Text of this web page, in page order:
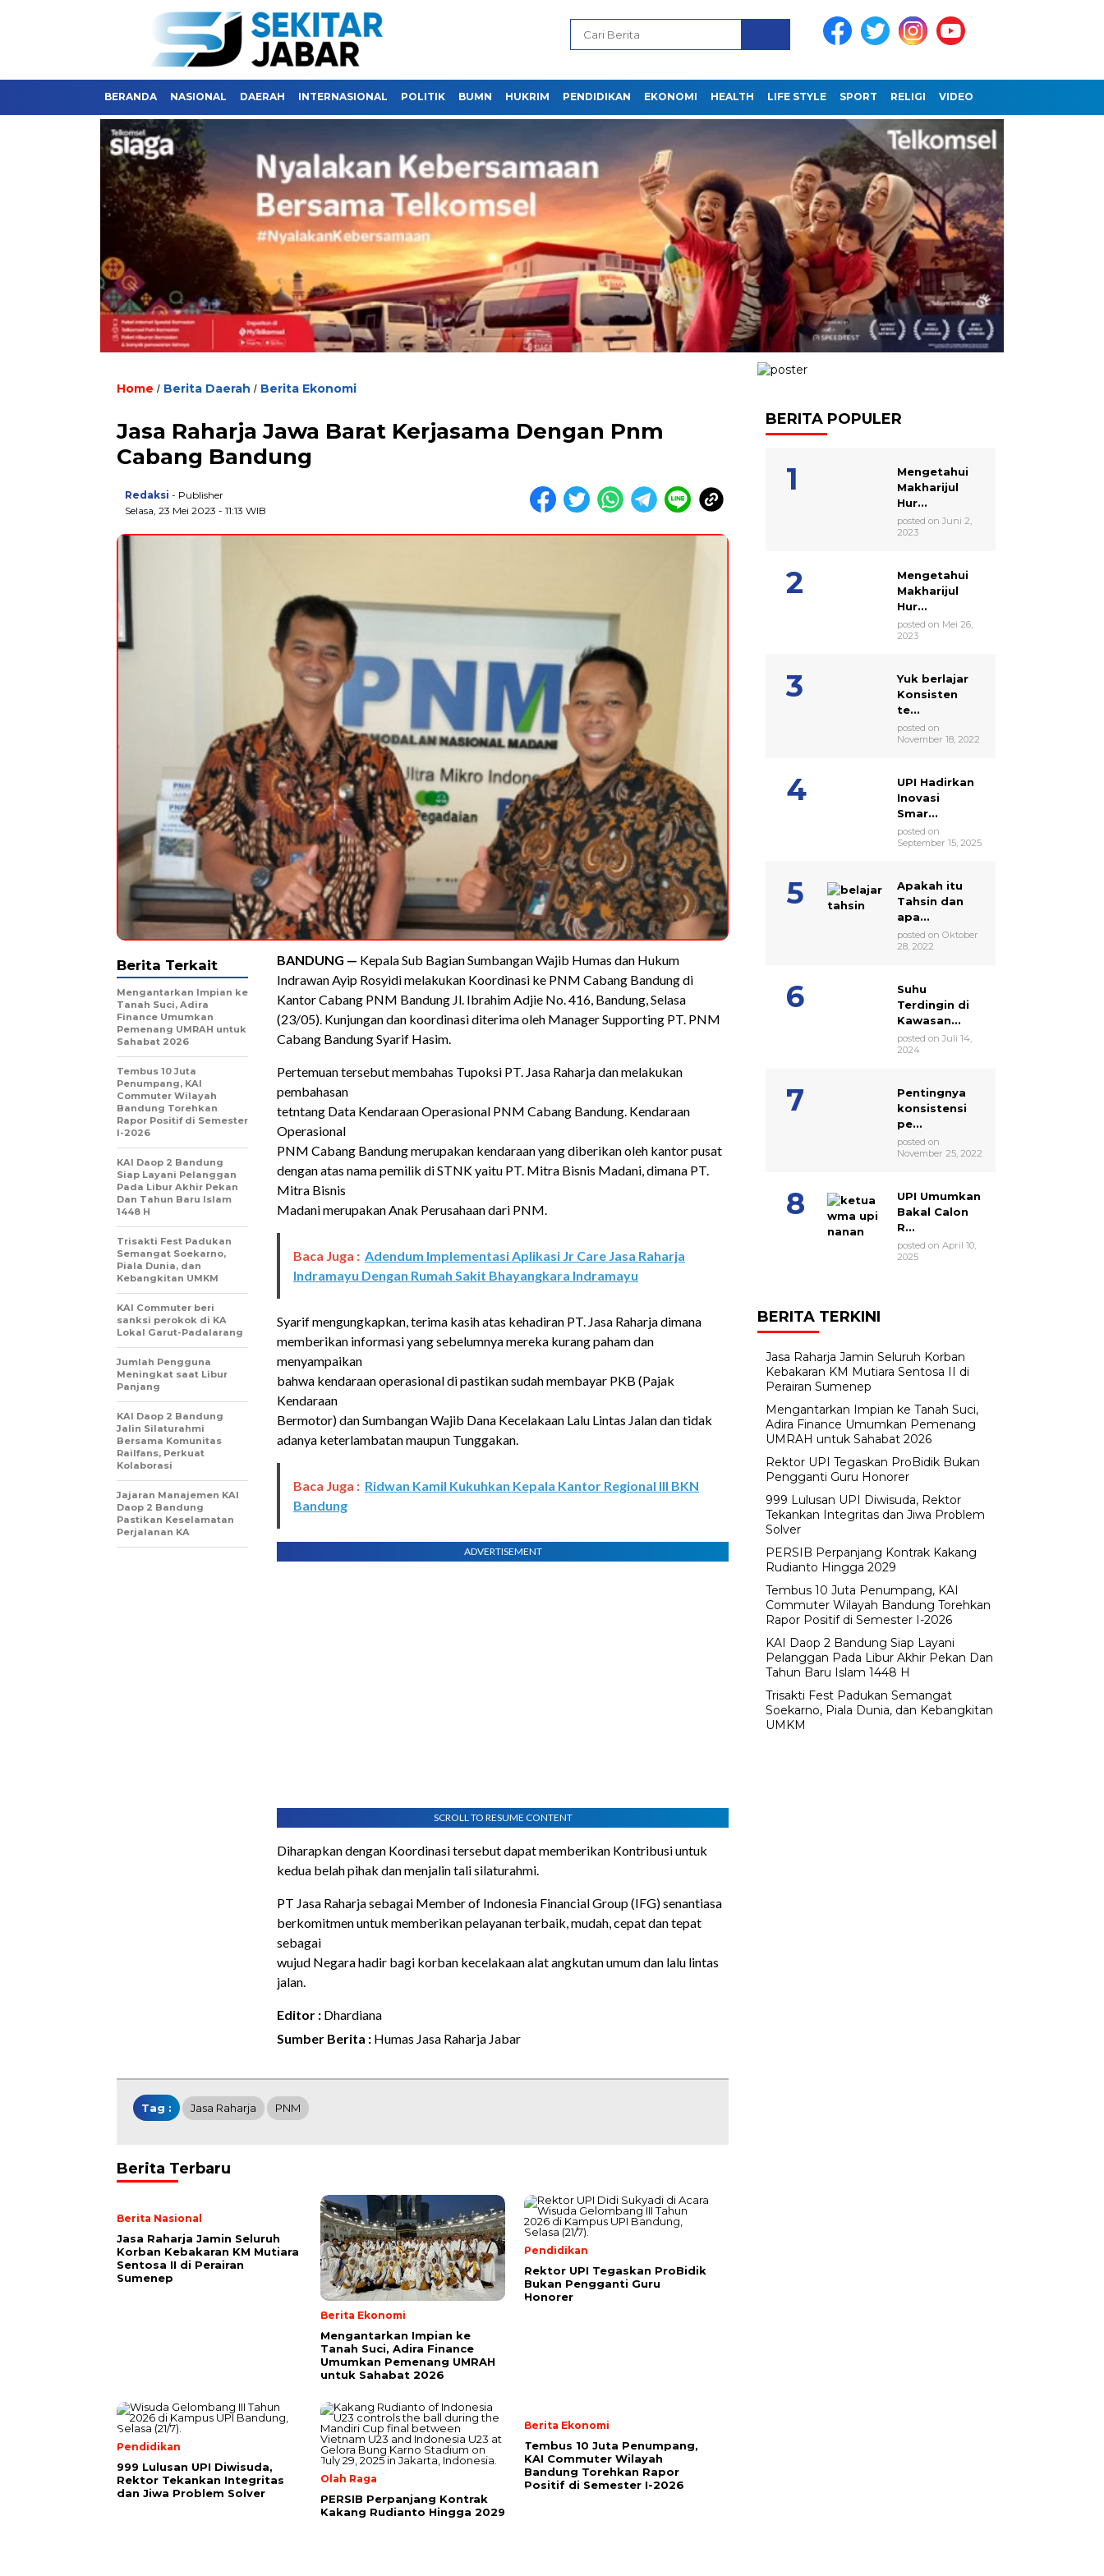
BERANDA NASIONAL DAERAH INTERNASIONAL POLITIK BUMN HUKRIM PENDIDIKAN EKONOMI HEALTH LIFE STYLE SPORT RELIGI VIDEO
Home / Berita Daerah / Berita Ekonomi
Jasa Raharja Jawa Barat Kerjasama Dengan Pnm
Cabang Bandung
Redaksi - Publisher
Selasa, 23 Mei 2023 - 11:13 WIB
BANDUNG — Kepala Sub Bagian Sumbangan Wajib Humas dan Hukum
Indrawan Ayip Rosyidi melakukan Koordinasi ke PNM Cabang Bandung di
Kantor Cabang PNM Bandung Jl. Ibrahim Adjie No. 416, Bandung, Selasa
(23/05). Kunjungan dan koordinasi diterima oleh Manager Supporting PT. PNM
Cabang Bandung Syarif Hasim.
Pertemuan tersebut membahas Tupoksi PT. Jasa Raharja dan melakukan
pembahasan
tetntang Data Kendaraan Operasional PNM Cabang Bandung. Kendaraan
Operasional
PNM Cabang Bandung merupakan kendaraan yang diberikan oleh kantor pusat
dengan atas nama pemilik di STNK yaitu PT. Mitra Bisnis Madani, dimana PT.
Mitra Bisnis
Madani merupakan Anak Perusahaan dari PNM.
Baca Juga : Adendum Implementasi Aplikasi Jr Care Jasa Raharja
Indramayu Dengan Rumah Sakit Bhayangkara Indramayu
Syarif mengungkapkan, terima kasih atas kehadiran PT. Jasa Raharja dimana
memberikan informasi yang sebelumnya mereka kurang paham dan
menyampaikan
bahwa kendaraan operasional di pastikan sudah membayar PKB (Pajak
Kendaraan
Bermotor) dan Sumbangan Wajib Dana Kecelakaan Lalu Lintas Jalan dan tidak
adanya keterlambatan maupun Tunggakan.
Baca Juga : Ridwan Kamil Kukuhkan Kepala Kantor Regional III BKN
Bandung
ADVERTISEMENT
SCROLL TO RESUME CONTENT
Diharapkan dengan Koordinasi tersebut dapat memberikan Kontribusi untuk
kedua belah pihak dan menjalin tali silaturahmi.
PT Jasa Raharja sebagai Member of Indonesia Financial Group (IFG) senantiasa
berkomitmen untuk memberikan pelayanan terbaik, mudah, cepat dan tepat
sebagai
wujud Negara hadir bagi korban kecelakaan alat angkutan umum dan lalu lintas
jalan.
Editor : Dhardiana
Sumber Berita : Humas Jasa Raharja Jabar
Berita Terkait
Mengantarkan Impian ke
Tanah Suci, Adira
Finance Umumkan
Pemenang UMRAH untuk
Sahabat 2026
Tembus 10 Juta
Penumpang, KAI
Commuter Wilayah
Bandung Torehkan
Rapor Positif di Semester
I-2026
KAI Daop 2 Bandung
Siap Layani Pelanggan
Pada Libur Akhir Pekan
Dan Tahun Baru Islam
1448 H
Trisakti Fest Padukan
Semangat Soekarno,
Piala Dunia, dan
Kebangkitan UMKM
KAI Commuter beri
sanksi perokok di KA
Lokal Garut-Padalarang
Jumlah Pengguna
Meningkat saat Libur
Panjang
KAI Daop 2 Bandung
Jalin Silaturahmi
Bersama Komunitas
Railfans, Perkuat
Kolaborasi
Jajaran Manajemen KAI
Daop 2 Bandung
Pastikan Keselamatan
Perjalanan KA
Tag : Jasa Raharja PNM
Berita Terbaru
Berita Nasional
Jasa Raharja Jamin Seluruh
Korban Kebakaran KM Mutiara
Sentosa II di Perairan
Sumenep
Berita Ekonomi
Mengantarkan Impian ke
Tanah Suci, Adira Finance
Umumkan Pemenang UMRAH
untuk Sahabat 2026
Pendidikan
Rektor UPI Tegaskan ProBidik
Bukan Pengganti Guru
Honorer
Pendidikan
999 Lulusan UPI Diwisuda,
Rektor Tekankan Integritas
dan Jiwa Problem Solver
Olah Raga
PERSIB Perpanjang Kontrak
Kakang Rudianto Hingga 2029
Berita Ekonomi
Tembus 10 Juta Penumpang,
KAI Commuter Wilayah
Bandung Torehkan Rapor
Positif di Semester I-2026
BERITA POPULER
Mengetahui
Makharijul
Hur...
posted on Juni 2,
2023
Mengetahui
Makharijul
Hur...
posted on Mei 26,
2023
Yuk berlajar
Konsisten
te...
posted on
November 18, 2022
UPI Hadirkan
Inovasi
Smar...
posted on
September 15, 2025
Apakah itu
Tahsin dan
apa...
posted on Oktober
28, 2022
Suhu
Terdingin di
Kawasan...
posted on Juli 14,
2024
Pentingnya
konsistensi
pe...
posted on
November 25, 2022
UPI Umumkan
Bakal Calon
R...
posted on April 10,
2025
BERITA TERKINI
Jasa Raharja Jamin Seluruh Korban
Kebakaran KM Mutiara Sentosa II di
Perairan Sumenep
Mengantarkan Impian ke Tanah Suci,
Adira Finance Umumkan Pemenang
UMRAH untuk Sahabat 2026
Rektor UPI Tegaskan ProBidik Bukan
Pengganti Guru Honorer
999 Lulusan UPI Diwisuda, Rektor
Tekankan Integritas dan Jiwa Problem
Solver
PERSIB Perpanjang Kontrak Kakang
Rudianto Hingga 2029
Tembus 10 Juta Penumpang, KAI
Commuter Wilayah Bandung Torehkan
Rapor Positif di Semester I-2026
KAI Daop 2 Bandung Siap Layani
Pelanggan Pada Libur Akhir Pekan Dan
Tahun Baru Islam 1448 H
Trisakti Fest Padukan Semangat
Soekarno, Piala Dunia, dan Kebangkitan
UMKM